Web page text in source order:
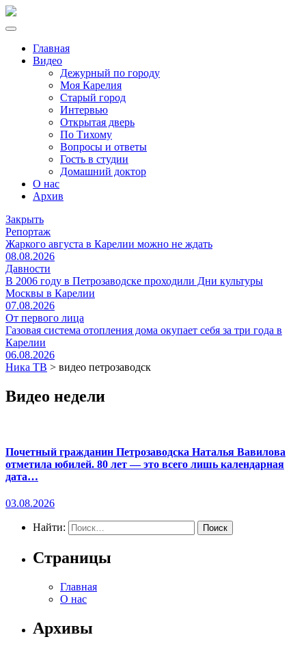
Главная
Видео
Дежурный по городу
Моя Карелия
Старый город
Интервью
Открытая дверь
По Тихому
Вопросы и ответы
Гость в студии
Домашний доктор
О нас
Архив
Закрыть
Репортаж
Жаркого августа в Карелии можно не ждать
08.08.2026
Давности
В 2006 году в Петрозаводске проходили Дни культуры
Москвы в Карелии
07.08.2026
От первого лица
Газовая система отопления дома окупает себя за три года в
Карелии
06.08.2026
Ника ТВ > видео петрозаводск
Видео недели
Почетный гражданин Петрозаводска Наталья Вавилова
отметила юбилей. 80 лет — это всего лишь календарная
дата…
03.08.2026
Найти:
Страницы
Главная
О нас
Архивы